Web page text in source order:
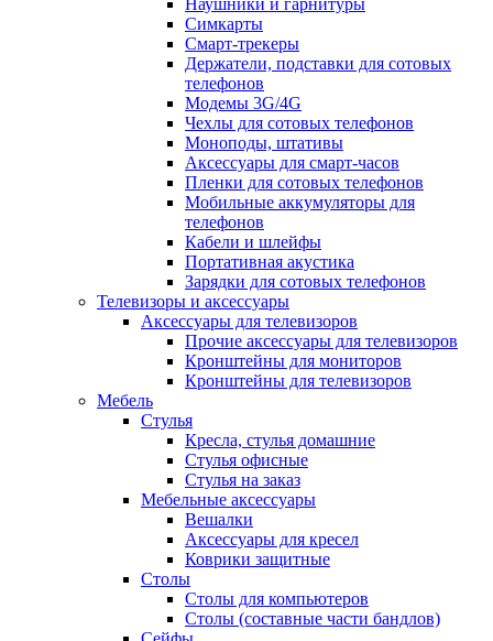
Наушники и гарнитуры
Симкарты
Смарт-трекеры
Держатели, подставки для сотовых
телефонов
Модемы 3G/4G
Чехлы для сотовых телефонов
Моноподы, штативы
Аксессуары для смарт-часов
Пленки для сотовых телефонов
Мобильные аккумуляторы для
телефонов
Кабели и шлейфы
Портативная акустика
Зарядки для сотовых телефонов
Телевизоры и аксессуары
Аксессуары для телевизоров
Прочие аксессуары для телевизоров
Кронштейны для мониторов
Кронштейны для телевизоров
Мебель
Стулья
Кресла, стулья домашние
Стулья офисные
Стулья на заказ
Мебельные аксессуары
Вешалки
Аксессуары для кресел
Коврики защитные
Столы
Столы для компьютеров
Столы (составные части бандлов)